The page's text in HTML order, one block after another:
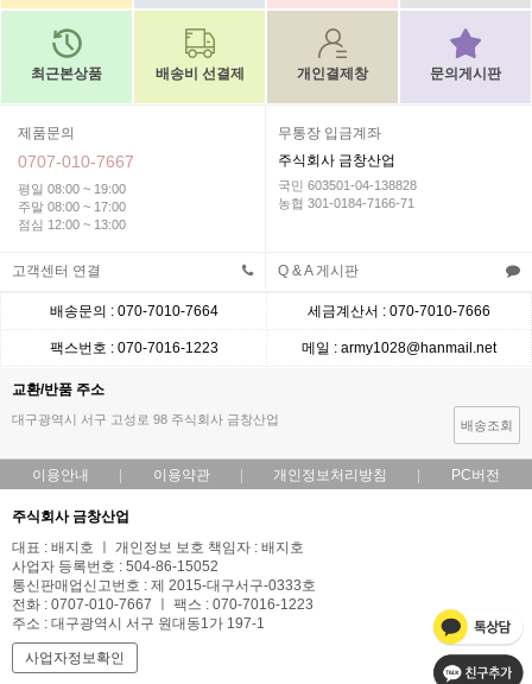
최근본상품 배송비 선결제 개인결제창 문의게시판
제품문의
0707-010-7667
평일 08:00 ~ 19:00
주말 08:00 ~ 17:00
점심 12:00 ~ 13:00
무통장 입금계좌
주식회사 금창산업
국민 603501-04-138828
농협 301-0184-7166-71
고객센터 연결 Q & A 게시판
배송문의 : 070-7010-7664 세금계산서 : 070-7010-7666
팩스번호 : 070-7016-1223 메일 : army1028@hanmail.net
교환/반품 주소
대구광역시 서구 고성로 98 주식회사 금창산업 배송조회
이용안내 이용약관 개인정보처리방침 PC버전
주식회사 금창산업
대표 : 배지호 ㅣ 개인정보 보호 책임자 : 배지호
사업자 등록번호 : 504-86-15052
통신판매업신고번호 : 제 2015-대구서구-0333호
전화 : 0707-010-7667 ㅣ 팩스 : 070-7016-1223
주소 : 대구광역시 서구 원대동1가 197-1
사업자정보확인